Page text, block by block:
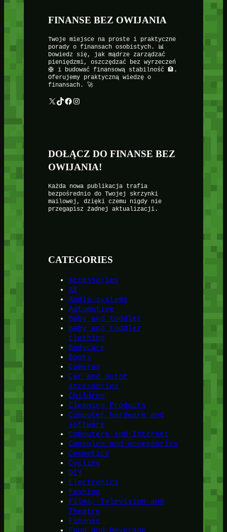
FINANSE BEZ OWIJANIA
Twoje miejsce na proste i praktyczne
porady o finansach osobistych. 📊
Dowiedz się, jak mądrze zarządzać
pieniędzmi, oszczędzać bez wyrzeczeń
🛟 i budować finansową stabilność 🏦.
Oferujemy praktyczną wiedzę o
finansach. 🚀
X TikTok Facebook Instagram
DOŁĄCZ DO FINANSE BEZ
OWIJANIA!
Każda nowa publikacja trafia
bezpośrednio do Twojej skrzynki
mailowej, dzięki czemu nigdy nie
przegapisz żadnej aktualizacji.
CATEGORIES
Accessories
AI
Audio systems
Automotive
Baby and toddler
Baby and toddler
clothing
Bodycare
Books
Cameras
Car and motor
accessories
Children
Cleaning Products
Computer hardware and
software
Computers and Internet
Consoles and accessories
Cosmetics
Cycling
DIY
Electronics
Fashion
Films, Television and
Theatre
Finanse